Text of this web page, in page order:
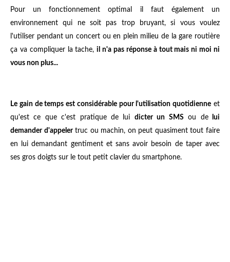
Pour un fonctionnement optimal il faut également un
environnement qui ne soit pas trop bruyant, si vous voulez
l'utiliser pendant un concert ou en plein milieu de la gare routière
ça va compliquer la tache,il n'a pas réponse à tout mais ni moi ni
vous non plus...
Le gain de temps est considérable pour l'utilisation quotidienne et
qu'est ce que c'est pratique de lui dicter un SMSou delui
demander d'appelertruc ou machin, on peut quasiment tout faire
en lui demandant gentiment et sans avoir besoin de taper avec
ses gros doigts sur le tout petit clavier du smartphone.